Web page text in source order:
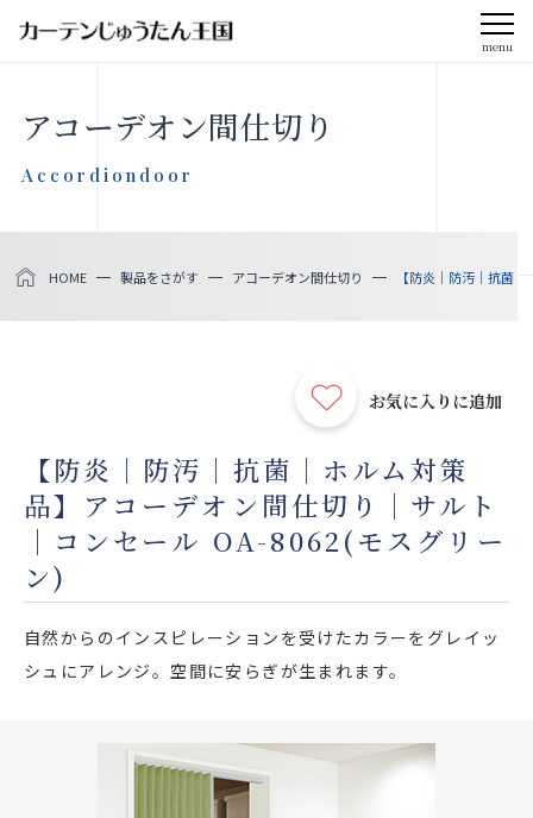
menu
会社案内
お知らせ
製品をさがす
店舗をさがす
私たちのこだわり
お役立ち情報
アコーデオン間仕切り
Accordiondoor
HOME 製品をさがす アコーデオン間仕切り 【防炎｜防汚｜抗菌
お気に入りに追加
【防炎｜防汚｜抗菌｜ホルム対策
品】アコーデオン間仕切り｜サルト
｜コンセール OA-8062(モスグリー
ン)
自然からのインスピレーションを受けたカラーをグレイッ
シュにアレンジ。空間に安らぎが生まれます。